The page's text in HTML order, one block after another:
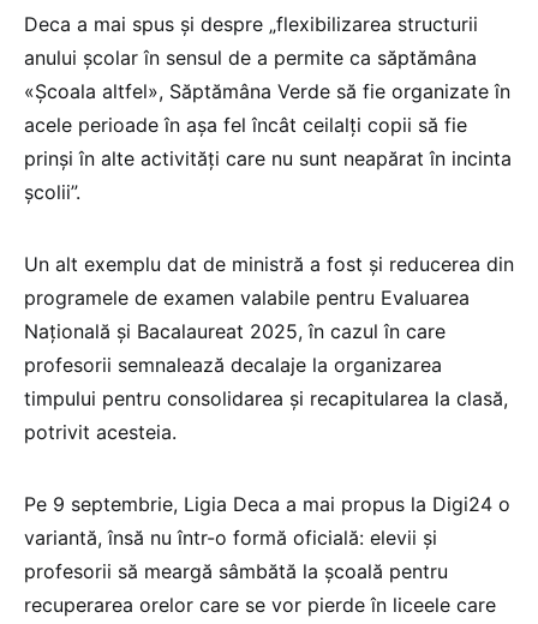
Deca a mai spus și despre „flexibilizarea structurii
anului școlar în sensul de a permite ca săptămâna
«Școala altfel», Săptămâna Verde să fie organizate în
acele perioade în așa fel încât ceilalți copii să fie
prinși în alte activități care nu sunt neapărat în incinta
școlii”.
Un alt exemplu dat de ministră a fost și reducerea din
programele de examen valabile pentru Evaluarea
Națională și Bacalaureat 2025, în cazul în care
profesorii semnalează decalaje la organizarea
timpului pentru consolidarea și recapitularea la clasă,
potrivit acesteia.
Pe 9 septembrie, Ligia Deca a mai propus la Digi24 o
variantă, însă nu într-o formă oficială: elevii și
profesorii să meargă sâmbătă la școală pentru
recuperarea orelor care se vor pierde în liceele care